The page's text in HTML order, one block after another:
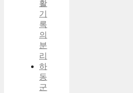
활
기
록
의
분
리
하
동
군